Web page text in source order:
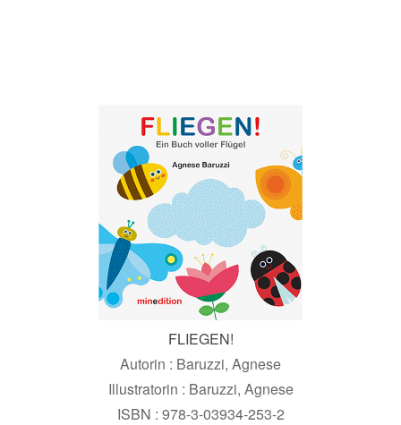
FLIEGEN!
Autorin : Baruzzi, Agnese
Illustratorin : Baruzzi, Agnese
ISBN : 978-3-03934-253-2